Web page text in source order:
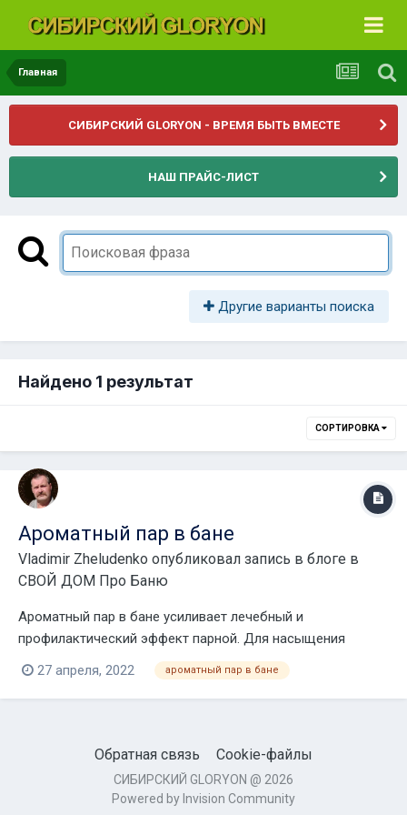
Главная
СИБИРСКИЙ GLORYON - ВРЕМЯ БЫТЬ ВМЕСТЕ
НАШ ПРАЙС-ЛИСТ
Другие варианты поиска
Найдено 1 результат
СОРТИРОВКА
Ароматный пар в бане
Vladimir Zheludenko опубликовал запись в блоге в
СВОЙ ДОМ Про Баню
Ароматный пар в бане усиливает лечебный и
профилактический эффект парной. Для насыщения
воздуха запахами используют различные средства,
каждое из которых обладает своими свойствами. Как же
на даче после трудового дня - и без баньки?Я беру
27 апреля, 2022 ароматный пар в бане
Обратная связь Cookie-файлы
СИБИРСКИЙ GLORYON @ 2026
Powered by Invision Community